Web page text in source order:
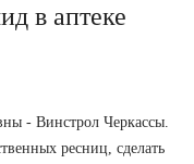
в аптеке
- Винстрол Черкассы.
ресниц, сделать